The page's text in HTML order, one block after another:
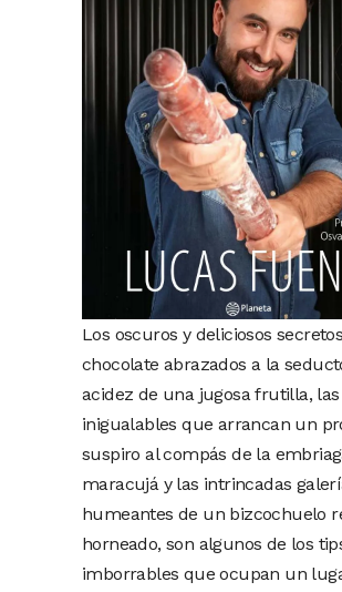
Los oscuros y deliciosos
chocolate abrazados a la
acidez de una jugosa frutilla,
inigualables que arrancan un
suspiro al compás de la
maracujá y las intrincadas
humeantes de un bizcochuelo
horneado, son algunos de los
imborrables que ocupan un